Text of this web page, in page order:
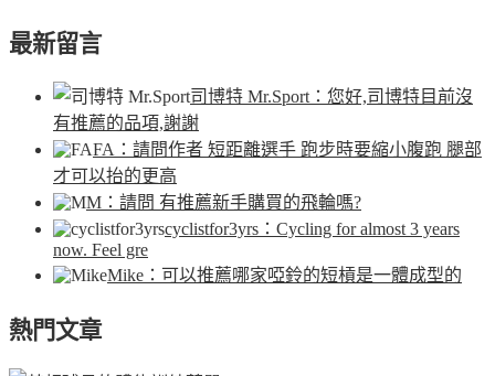
最新留言
司博特 Mr.Sport ：您好,司博特目前沒
有推薦的品項,謝謝
FA ：請問作者 短距離選手 跑步時要縮小腹跑 腿部
才可以抬的更高
M ：請問 有推薦新手購買的飛輪嗎?
cyclistfor3yrs ：Cycling for almost 3 years
now. Feel gre
Mike ：可以推薦哪家啞鈴的短槓是一體成型的
熱門文章